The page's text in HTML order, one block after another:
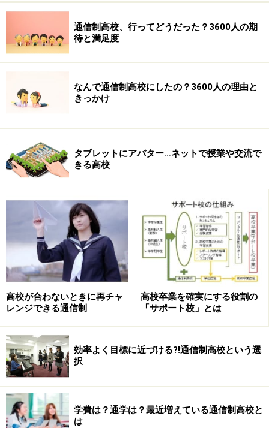
っかりと提出することで、これができれば8割方OKとい
われています。サポート校の場合は、レポート作成を授
業の一環として組み込んでいるので、確実に提出するこ
とができます。さらに、レポート作成のための補習時間
年に2回行われるテストについても、対策授業が行われ
て、合格点に達しない場合も補習と追試対策を行ってい
ます。
サポート校は、レポート作成を自分だけでやるのは難し
いなと思う人や次のページで説明するサポート校で行わ
れている教育を受けてみたいという人に合っている学校
です。
通信制高校、行ってどうだった？3600人の期
待と満足度
なんで通信制高校にしたの？3600人の理由と
きっかけ
タブレットにアバター…ネットで授業や交流で
きる高校
高校が合わないときに再チャ
レンジできる通信制
高校卒業を確実にする役割の
「サポート校」とは
効率よく目標に近づける?!通信制高校という選
択
学費は？通学は？最近増えている通信制高校と
は